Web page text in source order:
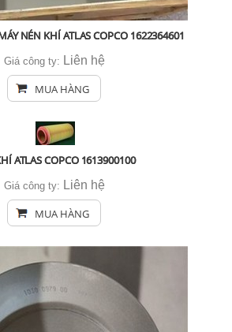
NÉN KHÍ ATLAS COPCO 1622364601
Giá công ty: Liên hệ
MUA HÀNG
ATLAS COPCO 1613900100
Giá công ty: Liên hệ
MUA HÀNG